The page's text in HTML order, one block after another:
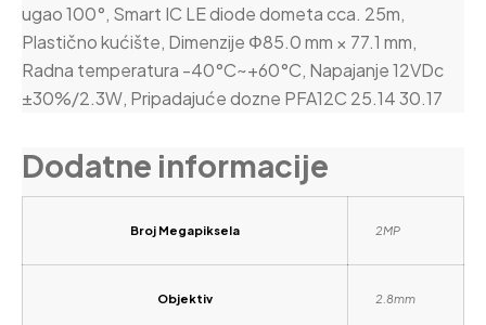
ugao 100°, Smart IC LE diode dometa cca. 25m,
Plastično kućište, Dimenzije Φ85.0 mm × 77.1 mm,
Radna temperatura -40°C~+60°C, Napajanje 12VDc
±30%/2.3W, Pripadajuće dozne PFA12C 25.14 30.17
Dodatne informacije
Broj Megapiksela 2MP
Objektiv 2.8mm